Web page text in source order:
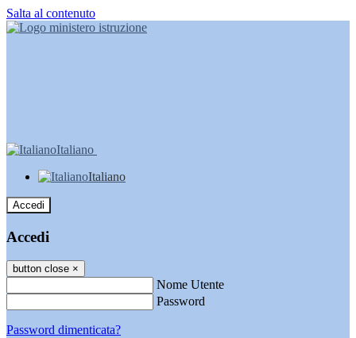
Salta al contenuto
Italiano
Italiano
Accedi
Accedi
button close ×
Nome Utente
Password
Password dimenticata?